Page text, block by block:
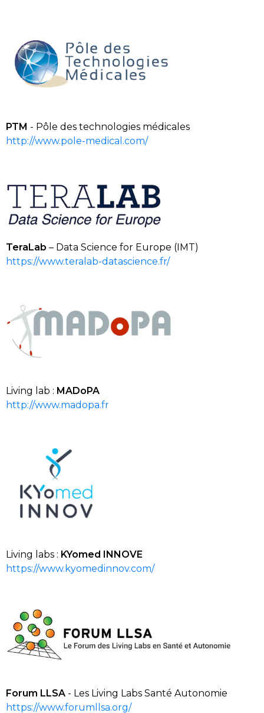
PTM - Pôle des technologies médicales
http://www.pole-medical.com/
TeraLab – Data Science for Europe (IMT)
https://www.teralab-datascience.fr/
Living lab : MADoPA
http://www.madopa.fr
Living labs : KYomed INNOVE
https://www.kyomedinnov.com/
Forum LLSA - Les Living Labs Santé Autonomie
https://www.forumllsa.org/